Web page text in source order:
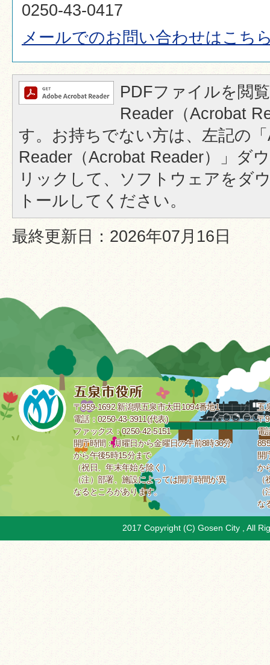
0250-43-0417
メールでのお問い合わせはこち
PDFファイルを閲
Reader（Acrobat
す。お持ちでない方は、左記の
Reader（Acrobat Reader）」ダ
リックして、ソフトウェアをダ
トールしてください。
最終更新日：2026年07月16日
〒959-1692 新潟県五泉市太田1094番地1
電話：0250-43-3911(代表)
ファックス：0250-42-5151
開庁時間：月曜日から金曜日の午前8時30分
から午後5時15分まで
（祝日、年末年始を除く）
（注）部署、施設によっては開庁時間が異
なるところがあります。
五
〒
電
開
か
な
2017 Copyright (C) Gosen City , All